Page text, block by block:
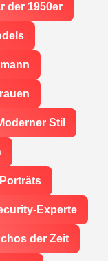
der 1950er
Stil
Experte
der Zeit